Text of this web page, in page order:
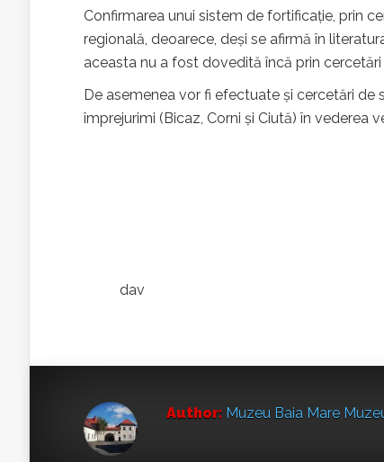
Confirmarea unui sistem de fortificație, prin
regională, deoarece, deși se afirmă în
aceasta nu a fost dovedită încă prin
De asemenea vor fi efectuate și cercetări de
împrejurimi (Bicaz, Corni și Ciută) în vederea
dav
Author: Muzeu Baia Mare